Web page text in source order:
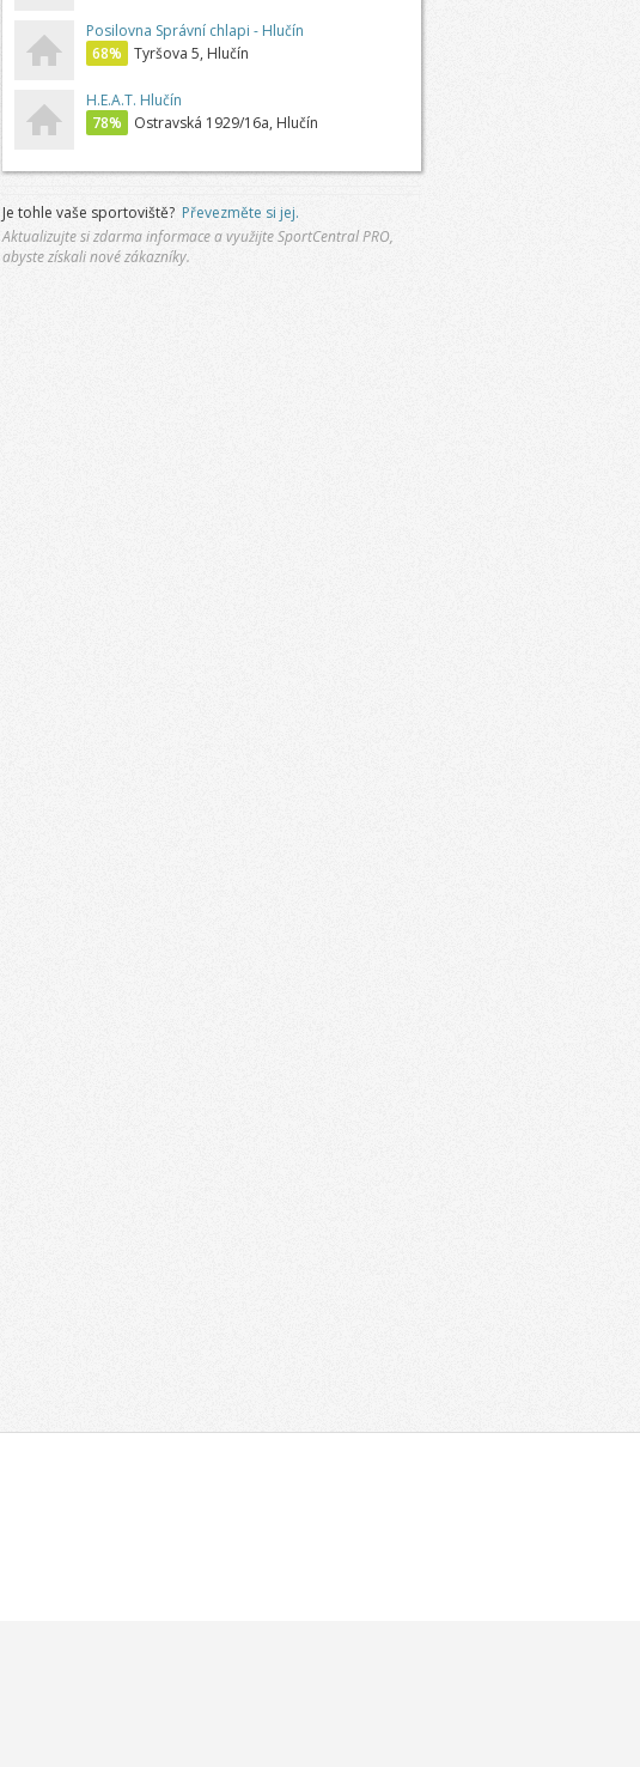
Posilovna Správní chlapi - Hlučín
68%
Tyršova 5, Hlučín
H.E.A.T. Hlučín
78%
Ostravská 1929/16a, Hlučín
Je tohle vaše sportoviště? Převezměte si jej.
Aktualizujte si zdarma informace a využijte SportCentral PRO,
abyste získali nové zákazníky.